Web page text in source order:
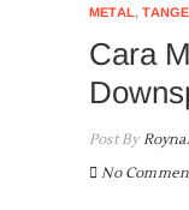
METAL,
Cara
Post By
No